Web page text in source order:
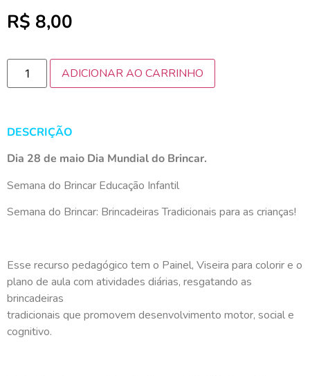
R$ 8,00
ADICIONAR AO CARRINHO
DESCRIÇÃO
Dia 28 de maio Dia Mundial do Brincar.
Semana do Brincar Educação Infantil
Semana do Brincar: Brincadeiras Tradicionais para as crianças!
Esse recurso pedagógico tem o Painel, Viseira para colorir e o
plano de aula com atividades diárias, resgatando as
brincadeiras
tradicionais que promovem desenvolvimento motor, social e
cognitivo.